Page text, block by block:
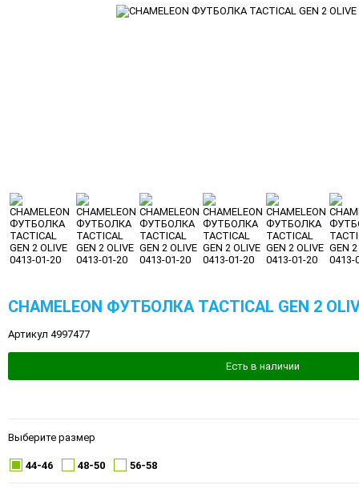
CHAMELEON ФУТБОЛКА TACTICAL GEN 2
Артикул 4997477
Есть в наличии
Выберите размер
44-46 48-50 56-58